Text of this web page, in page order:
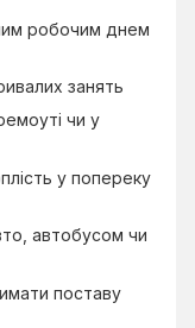
робочим днем
занять
чи у
у попереку
автобусом чи
поставу